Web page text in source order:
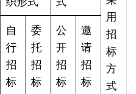
用
招
标
方
式
自
行
招
标
委
托
招
标
公
开
招
标
邀
请
招
标